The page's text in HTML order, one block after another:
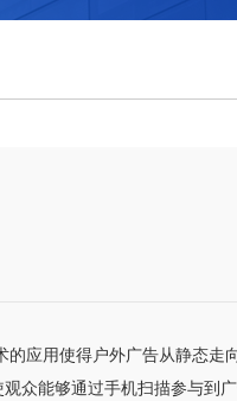
应用使得户外广告从静态走
众能够通过手机扫描参与到